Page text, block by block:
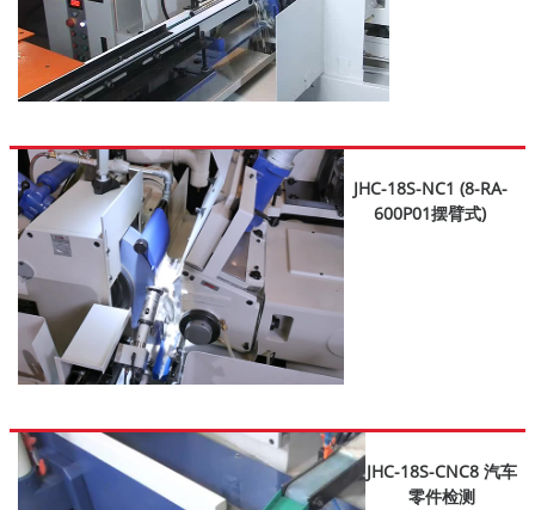
JHC-18S-NC1 (8-RA-
600P01摆臂式)
JHC-18S-CNC8 汽车
零件检测